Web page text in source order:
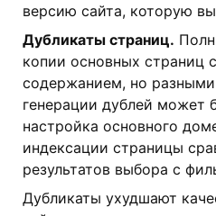
версию сайта, которую
Дубликаты страниц.
копии основных страниц
содержанием, но
генерации дублей может
настройка основного
индексации страницы
результатов выбора с
Дубликаты ухудшают